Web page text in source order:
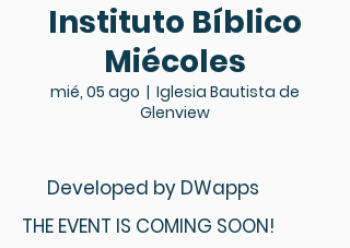
Instituto Bíblico
Miécoles
mié, 05 ago
  |
Iglesia Bautista de
Glenview
THE EVENT IS COMING SOON!
Developed by DWapps